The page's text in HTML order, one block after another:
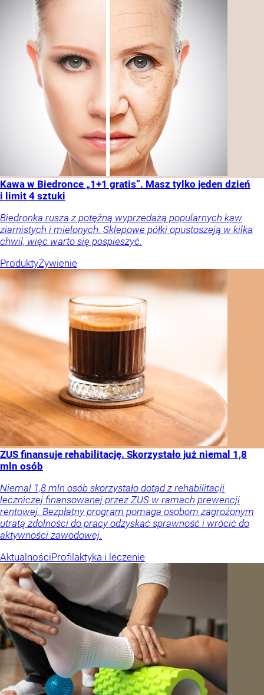
Kawa w Biedronce „1+1 gratis”. Masz tylko jeden dzień
i limit 4 sztuki
Biedronka rusza z potężną wyprzedażą popularnych kaw
ziarnistych i mielonych. Sklepowe półki opustoszeją w kilka
chwil, więc warto się pospieszyć.
ProduktyŻywienie
ZUS finansuje rehabilitację. Skorzystało już niemal 1,8
mln osób
Niemal 1,8 mln osób skorzystało dotąd z rehabilitacji
leczniczej finansowanej przez ZUS w ramach prewencji
rentowej. Bezpłatny program pomaga osobom zagrożonym
utratą zdolności do pracy odzyskać sprawność i wrócić do
aktywności zawodowej.
AktualnościProfilaktyka i leczenie